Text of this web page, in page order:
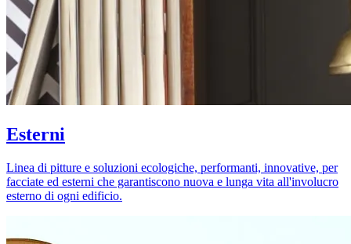
Esterni
Linea di pitture e soluzioni ecologiche, performanti, innovative, per
facciate ed esterni che garantiscono nuova e lunga vita all'involucro
esterno di ogni edificio.